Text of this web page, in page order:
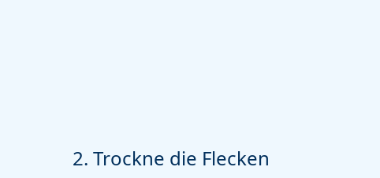
2. Trockne die Flecken